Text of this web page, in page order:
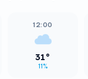
12:00
31°
11%